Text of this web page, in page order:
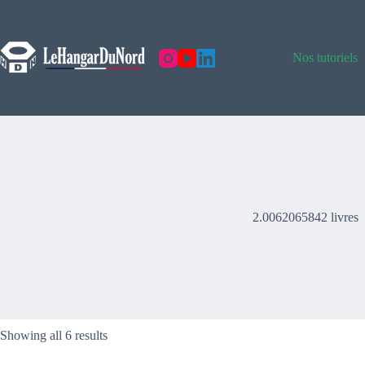
Nos tutoriels
2.0062065842 livres
Showing all 6 results